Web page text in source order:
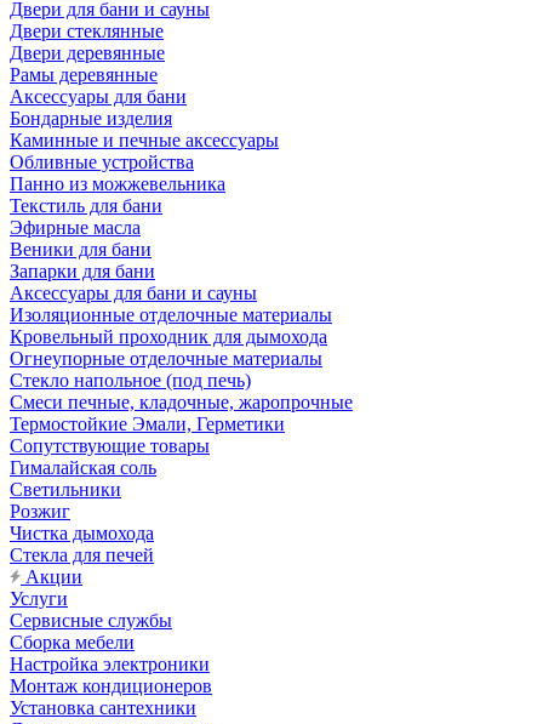
Двери для бани и сауны
Двери стеклянные
Двери деревянные
Рамы деревянные
Аксессуары для бани
Бондарные изделия
Каминные и печные аксессуары
Обливные устройства
Панно из можжевельника
Текстиль для бани
Эфирные масла
Веники для бани
Запарки для бани
Аксессуары для бани и сауны
Изоляционные отделочные материалы
Кровельный проходник для дымохода
Огнеупорные отделочные материалы
Стекло напольное (под печь)
Смеси печные, кладочные, жаропрочные
Термостойкие Эмали, Герметики
Сопутствующие товары
Гималайская соль
Светильники
Розжиг
Чистка дымохода
Стекла для печей
Акции
Услуги
Сервисные службы
Сборка мебели
Настройка электроники
Монтаж кондиционеров
Установка сантехники